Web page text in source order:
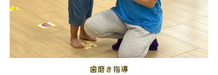
歯磨き指導